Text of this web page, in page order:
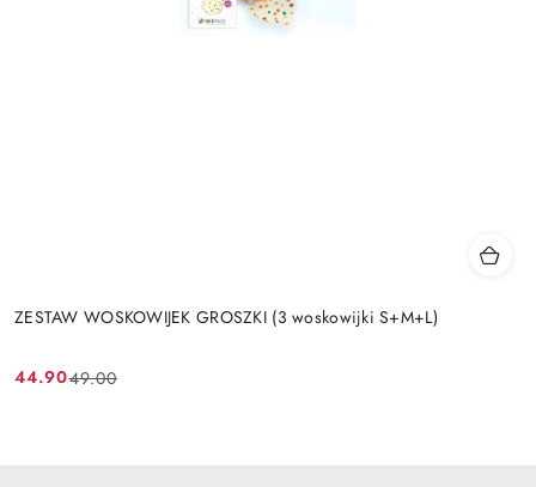
ZESTAW WOSKOWIJEK GROSZKI (3 woskowijki S+M+L)
Cena
44.90
Cena
49.00